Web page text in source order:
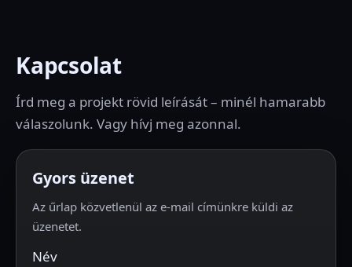
Kapcsolat
Írd meg a projekt rövid leírását – minél hamarabb
válaszolunk. Vagy hívj meg azonnal.
Gyors üzenet
Az űrlap közvetlenül az e-mail címünkre küldi az
üzenetet.
Név